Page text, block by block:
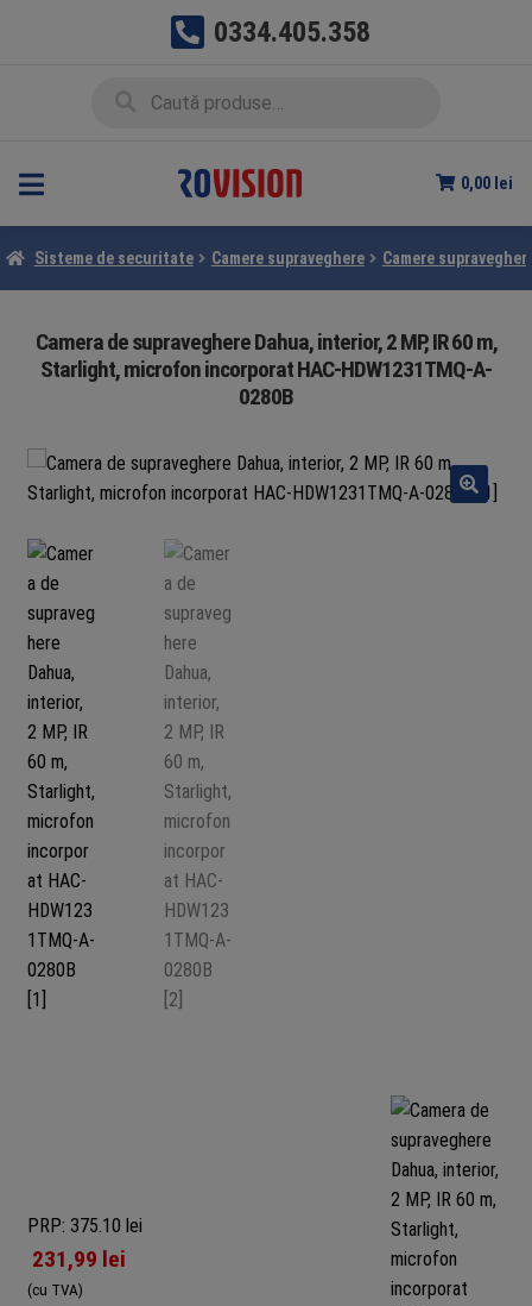
0334.405.358
0,00 lei
Sisteme de securitate Camere supraveghere Camere
Camera de supraveghere Dahua, interior, 2 MP, IR 60 m,
Starlight, microfon incorporat HAC-HDW1231TMQ-A-
0280B
PRP: 375.10 lei
231,99 lei
(cu TVA)